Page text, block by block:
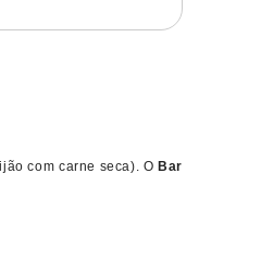
com carne seca). O Bar